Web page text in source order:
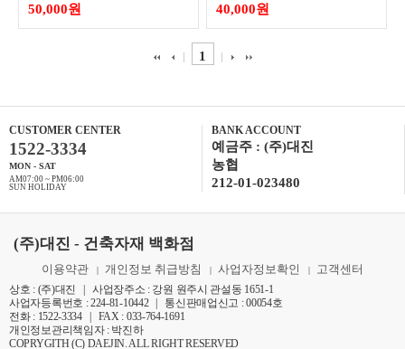
50,000원 40,000원
1
CUSTOMER CENTER
1522-3334
MON - SAT
AM07:00 ~ PM06:00
SUN HOLIDAY
BANK ACCOUNT
예금주 : (주)대진
농협
212-01-023480
(주)대진 - 건축자재 백화점
이용약관 | 개인정보 취급방침 | 사업자정보확인 | 고객센터
상호 : (주)대진 | 사업장주소 : 강원 원주시 관설동 1651-1
사업자등록번호 : 224-81-10442 | 통신판매업신고 : 00054호
전화 : 1522-3334 | FAX : 033-764-1691
개인정보관리책임자 : 박진하
COPRYGITH (C) DAEJIN. ALL RIGHT RESERVED